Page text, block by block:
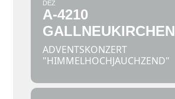
DEZ
A-4210
GALLNEUKIRCHEN
ADVENTSKONZERT
"HIMMELHOCHJAUCHZEND"